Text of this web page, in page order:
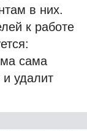
в них.
к работе
сама
и удалит